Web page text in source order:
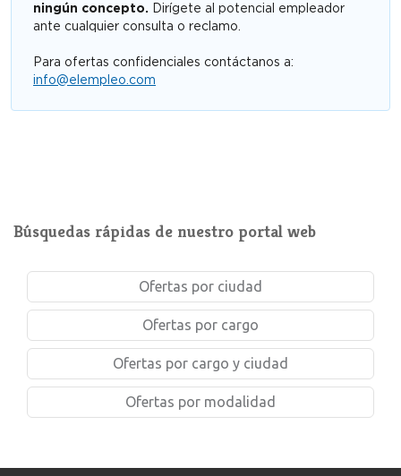
ningún concepto. Dirígete al potencial empleador
ante cualquier consulta o reclamo.
Para ofertas confidenciales contáctanos a:
info@elempleo.com
Búsquedas rápidas de nuestro portal web
Ofertas por ciudad
Ofertas por cargo
Ofertas por cargo y ciudad
Ofertas por modalidad